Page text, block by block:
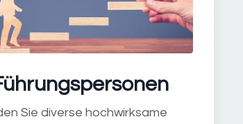
Sie diverse hochwirksame